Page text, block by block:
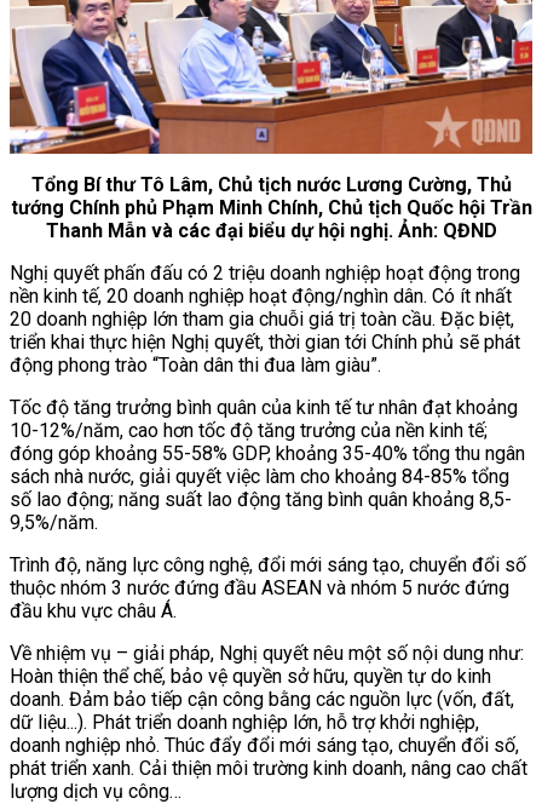
Tổng Bí thư Tô Lâm, Chủ tịch nước Lương Cường, Thủ
tướng Chính phủ Phạm Minh Chính, Chủ tịch Quốc hội Trần
Thanh Mẫn và các đại biểu dự hội nghị. Ảnh: QĐND
Nghị quyết phấn đấu có 2 triệu doanh nghiệp hoạt động trong
nền kinh tế, 20 doanh nghiệp hoạt động/nghìn dân. Có ít nhất
20 doanh nghiệp lớn tham gia chuỗi giá trị toàn cầu. Đặc biệt,
triển khai thực hiện Nghị quyết, thời gian tới Chính phủ sẽ phát
động phong trào “Toàn dân thi đua làm giàu”.
Tốc độ tăng trưởng bình quân của kinh tế tư nhân đạt khoảng
10-12%/năm, cao hơn tốc độ tăng trưởng của nền kinh tế;
đóng góp khoảng 55-58% GDP, khoảng 35-40% tổng thu ngân
sách nhà nước, giải quyết việc làm cho khoảng 84-85% tổng
số lao động; năng suất lao động tăng bình quân khoảng 8,5-
9,5%/năm.
Trình độ, năng lực công nghệ, đổi mới sáng tạo, chuyển đổi số
thuộc nhóm 3 nước đứng đầu ASEAN và nhóm 5 nước đứng
đầu khu vực châu Á.
Về nhiệm vụ – giải pháp, Nghị quyết nêu một số nội dung như:
Hoàn thiện thể chế, bảo vệ quyền sở hữu, quyền tự do kinh
doanh. Đảm bảo tiếp cận công bằng các nguồn lực (vốn, đất,
dữ liệu...). Phát triển doanh nghiệp lớn, hỗ trợ khởi nghiệp,
doanh nghiệp nhỏ. Thúc đẩy đổi mới sáng tạo, chuyển đổi số,
phát triển xanh. Cải thiện môi trường kinh doanh, nâng cao chất
lượng dịch vụ công…